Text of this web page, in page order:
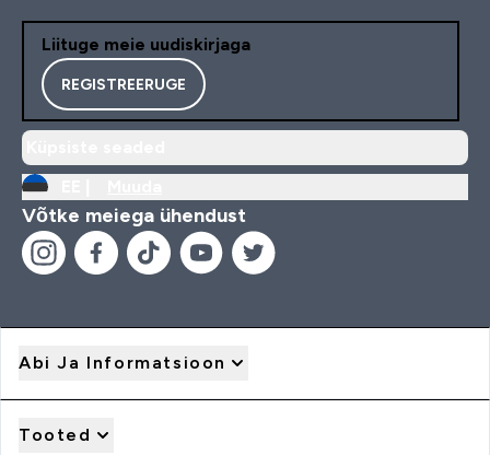
Liituge meie uudiskirjaga
REGISTREERUGE
Võtke meiega ühendust
Abi Ja Informatsioon
Tooted